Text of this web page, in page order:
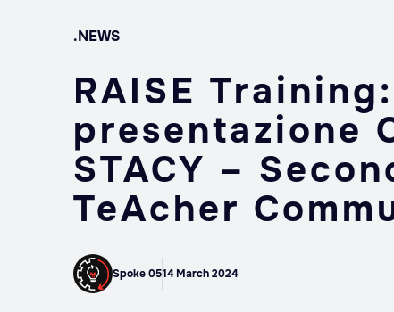
.NEWS
RAISE Training:
presentazione
STACY –
TeAcher
Spoke 0514 March 2024